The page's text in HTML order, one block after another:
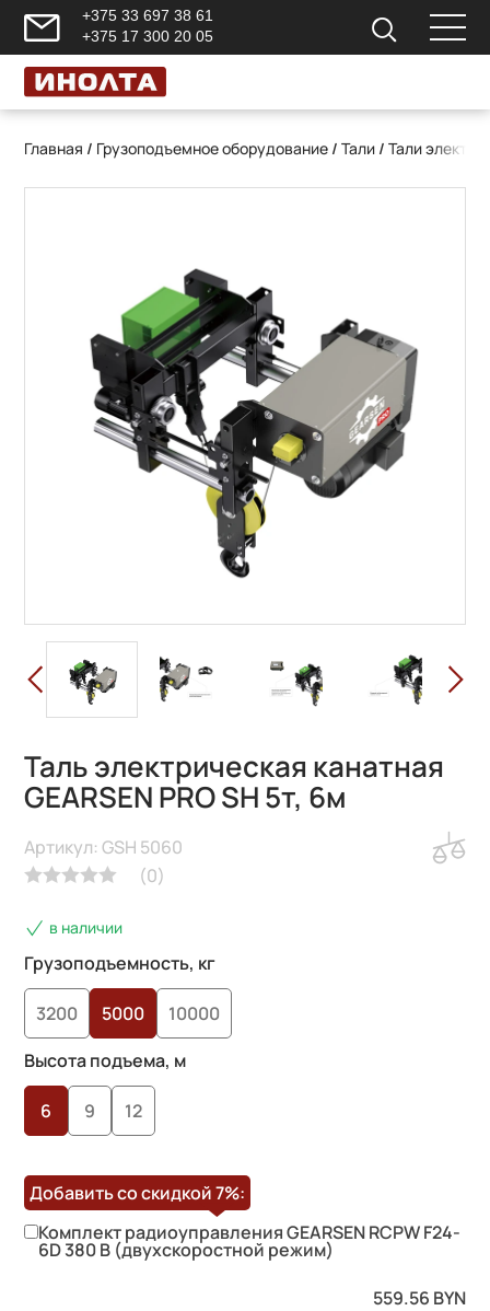
+375 33 697 38 61
+375 17 300 20 05
Главная / Грузоподъемное оборудование /Тали /Тали
Таль электрическая канатная
GEARSEN PRO SH 5т, 6м
(0)
Артикул: GSH 5060
в наличии
Грузоподъемность, кг
3200 5000
10000
Высота подъема, м
6 9 12
Добавить со скидкой7%:
Комплект радиоуправления GEARSEN RCPW F24-
6D 380 B (двухскоростной режим)
559.56 BYN